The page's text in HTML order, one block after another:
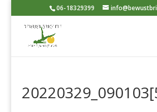
06-18329399